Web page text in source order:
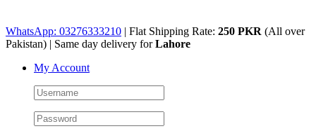
Skip
to
WhatsApp: 03276333210 | Flat Shipping Rate: 250 PKR (All over
Pakistan) | Same day delivery forLahore
My Account